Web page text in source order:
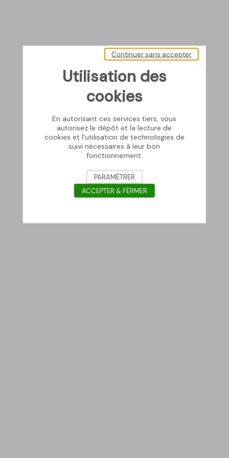
Utilisation des
cookies
En autorisant ces services tiers, vous
autorisez le dépôt et la lecture de
cookies et l'utilisation de technologies de
suivi nécessaires à leur bon
fonctionnement.
Continuer sans accepter
PARAMÉTRER
ACCEPTER & FERMER